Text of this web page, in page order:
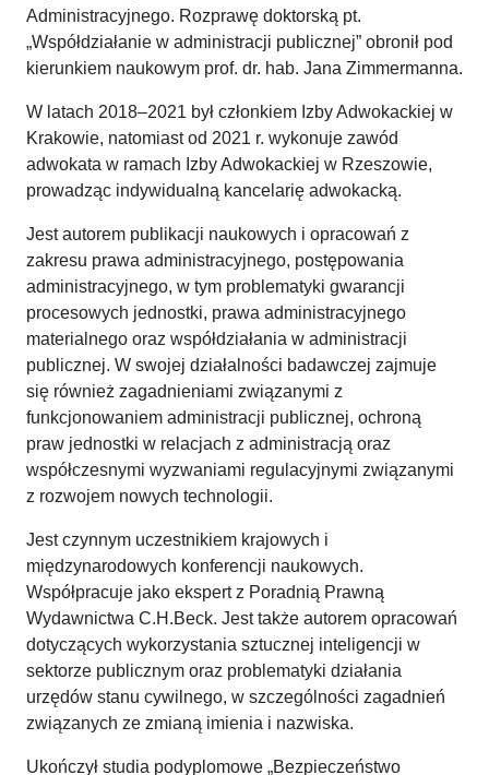
Administracyjnego. Rozprawę doktorską pt.
„Współdziałanie w administracji publicznej” obronił pod
kierunkiem naukowym prof. dr. hab. Jana Zimmermanna.
W latach 2018–2021 był członkiem Izby Adwokackiej w
Krakowie, natomiast od 2021 r. wykonuje zawód
adwokata w ramach Izby Adwokackiej w Rzeszowie,
prowadząc indywidualną kancelarię adwokacką.
Jest autorem publikacji naukowych i opracowań z
zakresu prawa administracyjnego, postępowania
administracyjnego, w tym problematyki gwarancji
procesowych jednostki, prawa administracyjnego
materialnego oraz współdziałania w administracji
publicznej. W swojej działalności badawczej zajmuje
się również zagadnieniami związanymi z
funkcjonowaniem administracji publicznej, ochroną
praw jednostki w relacjach z administracją oraz
współczesnymi wyzwaniami regulacyjnymi związanymi
z rozwojem nowych technologii.
Jest czynnym uczestnikiem krajowych i
międzynarodowych konferencji naukowych.
Współpracuje jako ekspert z Poradnią Prawną
Wydawnictwa C.H.Beck. Jest także autorem opracowań
dotyczących wykorzystania sztucznej inteligencji w
sektorze publicznym oraz problematyki działania
urzędów stanu cywilnego, w szczególności zagadnień
związanych ze zmianą imienia i nazwiska.
Ukończył studia podyplomowe „Bezpieczeństwo